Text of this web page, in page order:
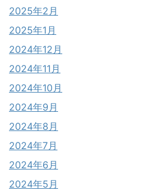
2025年2月
2025年1月
2024年12月
2024年11月
2024年10月
2024年9月
2024年8月
2024年7月
2024年6月
2024年5月